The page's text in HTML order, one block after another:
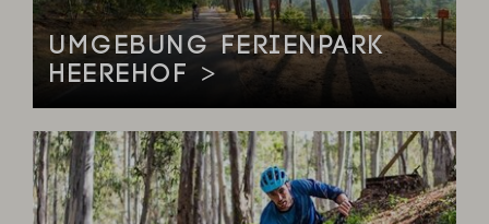
UMGEBUNG FERIENPARK
HEEREHOF >